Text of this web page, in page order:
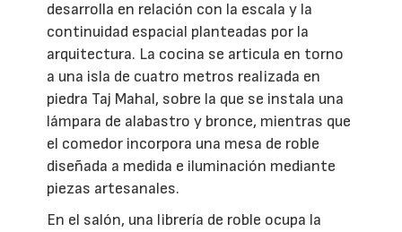
desarrolla en relación con la escala y la
continuidad espacial planteadas por la
arquitectura. La cocina se articula en torno
a una isla de cuatro metros realizada en
piedra Taj Mahal, sobre la que se instala una
lámpara de alabastro y bronce, mientras que
el comedor incorpora una mesa de roble
diseñada a medida e iluminación mediante
piezas artesanales.
En el salón, una librería de roble ocupa la